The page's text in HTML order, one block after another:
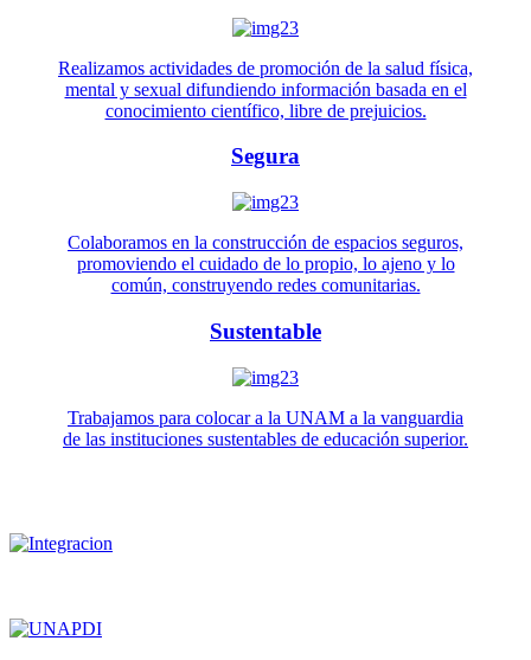
Realizamos actividades de promoción de la salud física,
mental y sexual difundiendo información basada en el
conocimiento científico, libre de prejuicios.
Segura
Colaboramos en la construcción de espacios seguros,
promoviendo el cuidado de lo propio, lo ajeno y lo
común, construyendo redes comunitarias.
Sustentable
Trabajamos para colocar a la UNAM a la vanguardia
de las instituciones sustentables de educación superior.